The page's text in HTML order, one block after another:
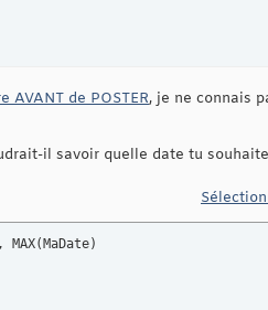
AVANT de POSTER, je ne connais
il savoir quelle date tu
, MAX( MaDate)